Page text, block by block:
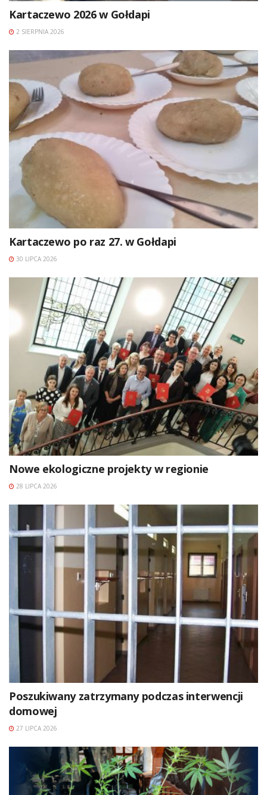
Kartaczewo 2026 w Gołdapi
2 SIERPNIA 2026
Kartaczewo po raz 27. w Gołdapi
30 LIPCA 2026
Nowe ekologiczne projekty w regionie
28 LIPCA 2026
Poszukiwany zatrzymany podczas interwencji
domowej
27 LIPCA 2026